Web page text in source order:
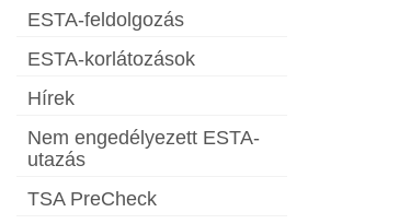
ESTA-feldolgozás
ESTA-korlátozások
Hírek
Nem engedélyezett ESTA-
utazás
TSA PreCheck